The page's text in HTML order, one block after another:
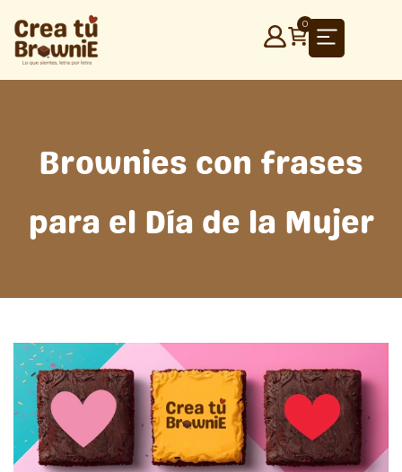
contenido
0
Brownies con frases
para el Día de la Mujer